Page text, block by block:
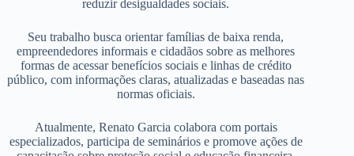
reduzir desigualdades sociais.
Seu trabalho busca orientar famílias de baixa renda,
empreendedores informais e cidadãos sobre as melhores
formas de acessar benefícios sociais e linhas de crédito
público, com informações claras, atualizadas e baseadas nas
normas oficiais.
Atualmente, Renato Garcia colabora com portais
especializados, participa de seminários e promove ações de